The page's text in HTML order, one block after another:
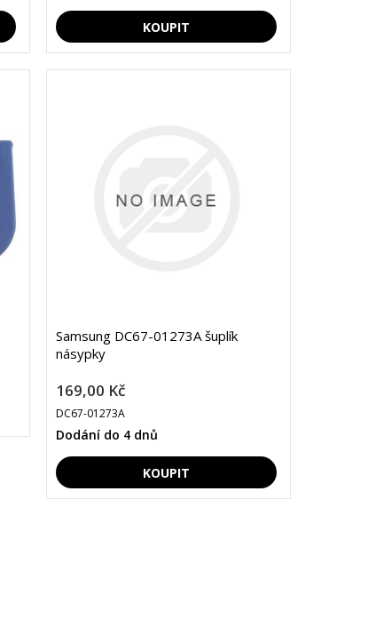
Samsung DC67-01273A šuplík
násypky
169,00 Kč
DC67-01273A
Dodání do 4 dnů